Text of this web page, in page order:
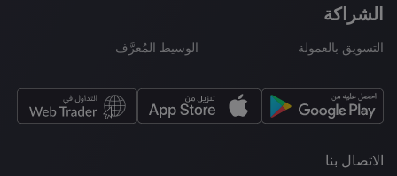
الشراكة
التسويق بالعمولة الوسيط المُعرَّف
الاتصال بنا